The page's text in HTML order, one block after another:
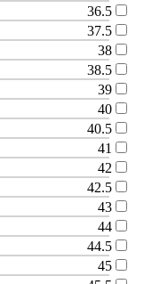
36.5
37.5
38
38.5
39
40
40.5
41
42
42.5
43
44
44.5
45